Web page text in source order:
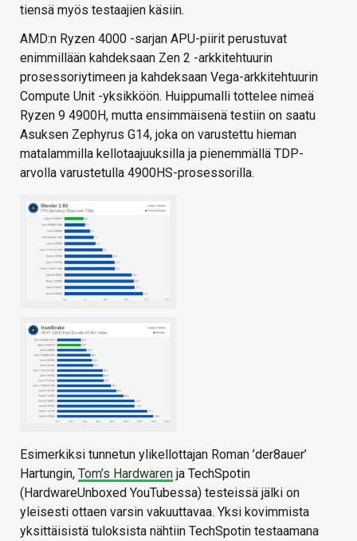
tiensä myös testaajien käsiin.
AMD:n Ryzen 4000 -sarjan APU-piirit perustuvat
enimmillään kahdeksaan Zen 2 -arkkitehtuurin
prosessoriytimeen ja kahdeksaan Vega-arkkitehtuurin
Compute Unit -yksikköön. Huippumalli tottelee nimeä
Ryzen 9 4900H, mutta ensimmäisenä testiin on saatu
Asuksen Zephyrus G14, joka on varustettu hieman
matalammilla kellotaajuuksilla ja pienemmällä TDP-
arvolla varustetulla 4900HS-prosessorilla.
Esimerkiksi tunnetun ylikellottajan Roman ’der8auer’
Hartungin, Tom’s Hardwaren ja TechSpotin
(HardwareUnboxed YouTubessa) testeissä jälki on
yleisesti ottaen varsin vakuuttavaa. Yksi kovimmista
yksittäisistä tuloksista nähtiin TechSpotin testaamana